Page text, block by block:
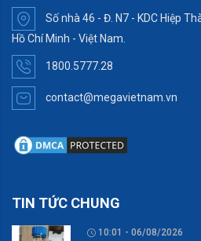
Số nhà 46 - Đ. N7 - KDC Hiệp
Hồ Chí Minh - Việt Nam.
1800.5777.28
contact@megavietnam.vn
TIN TỨC CHUNG
10:01 - 06/08/2026